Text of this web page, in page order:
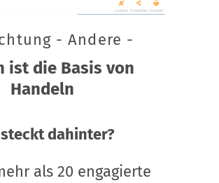
- Andere -
ist die Basis von
Handeln
dahinter?
als 20 engagierte